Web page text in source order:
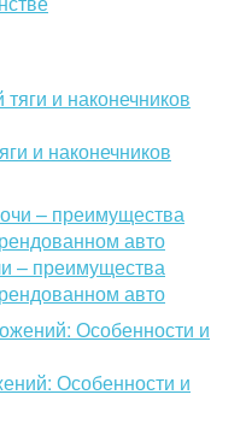
и наконечников
– преимущества
авто
Особенности и